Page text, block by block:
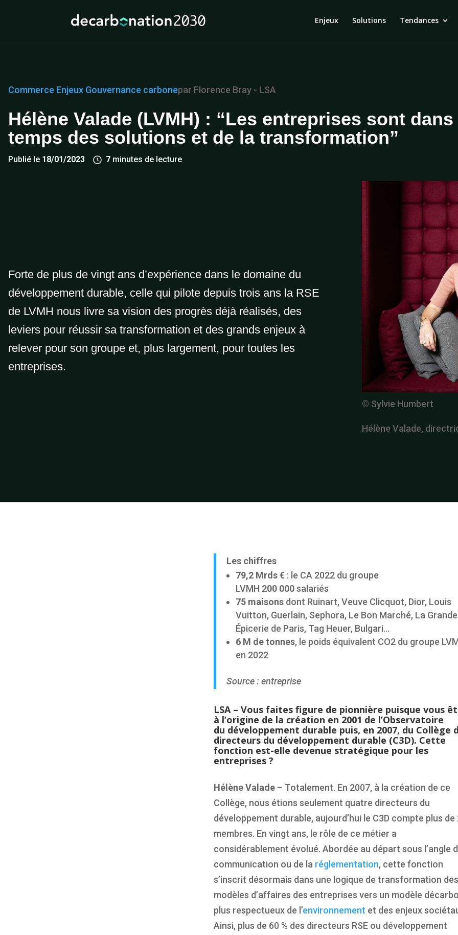
Enjeux Solutions Tendances
Commerce Enjeux Gouvernance carbonepar Florence Bray - LSA
Hélène Valade (LVMH) : “Les entreprises sont dans
temps des solutions et de la transformation”
Publié le 18/01/2023 7 minutes de lecture
Forte de plus de vingt ans d’expérience dans le domaine du
développement durable, celle qui pilote depuis trois ans la RSE
de LVMH nous livre sa vision des progrès déjà réalisés, des
leviers pour réussir sa transformation et des grands enjeux à
relever pour son groupe et, plus largement, pour toutes les
entreprises.
© Sylvie Humbert
Hélène Valade,
Les chiffres
79,2 Mrds € : le CA 2022 du groupe
LVMH 200 000salariés
75 maisons dont Ruinart, Veuve Clicquot, Dior, Louis
Vuitton, Guerlain, Sephora, Le Bon Marché, La Grande
Épicerie de Paris, Tag Heuer, Bulgari…
6 M de tonnes, le poids équivalent CO2 du groupe
en 2022
Source : entreprise
LSA – Vous faites figure de pionnière puisque vous
à l’origine de la création en 2001 de l’Observatoire
du développement durable puis, en 2007, du Collège
directeurs du développement durable (C3D). Cette
fonction est-elle devenue stratégique pour les
entreprises ?
Hélène Valade – Totalement. En 2007, à la création de ce
Collège, nous étions seulement quatre directeurs du
développement durable, aujourd’hui le C3D compte plus de
membres. En vingt ans, le rôle de ce métier a
considérablement évolué. Abordée au départ sous l’angle
communication ou de la réglementation, cette fonction
s’inscrit désormais dans une logique de transformation des
modèles d’affaires des entreprises vers un modèle
plus respectueux de l’environnement et des enjeux
Ainsi, plus de 60 % des directeurs RSE ou développement